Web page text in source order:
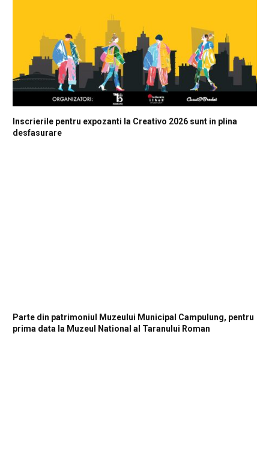
Inscrierile pentru expozanti la Creativo 2026 sunt in plina
desfasurare
Parte din patrimoniul Muzeului Municipal Campulung, pentru
prima data la Muzeul National al Taranului Roman